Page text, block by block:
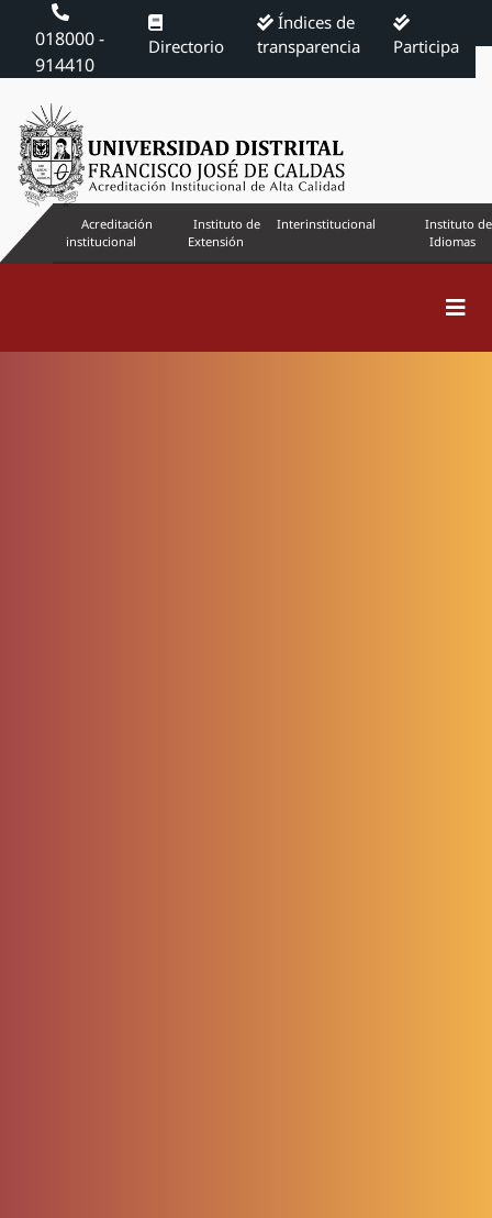
018000 -
914410
Directorio
Índices de
transparencia
Participa
Acreditación
institucional
Instituto de
Extensión
Interinstitucional
Instituto de
Idiomas